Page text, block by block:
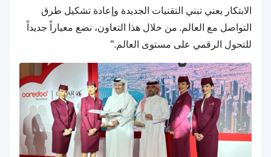
الابتكار يعني تبني التقنيات الجديدة وإعادة تشكيل طرق
التواصل مع العالم. من خلال هذا التعاون، نضع معياراً جديداً
للتحول الرقمي على مستوى العالم."